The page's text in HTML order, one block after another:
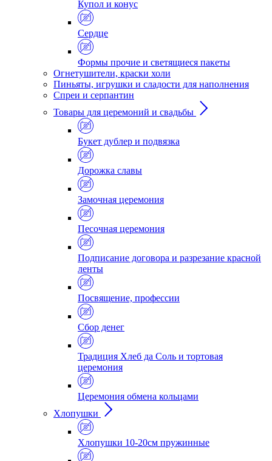
Купол и конус
Сердце
Формы прочие и светящиеся пакеты
Огнетушители, краски холи
Пиньяты, игрушки и сладости для наполнения
Спреи и серпантин
Товары для церемоний и свадьбы
Букет дублер и подвязка
Дорожка славы
Замочная церемония
Песочная церемония
Подписание договора и разрезание красной
ленты
Посвящение, профессии
Сбор денег
Традиция Хлеб да Соль и тортовая
церемония
Церемония обмена кольцами
Хлопушки
Хлопушки 10-20см пружинные